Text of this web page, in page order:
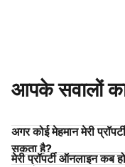
आपके सवालों
अगर कोई मेहमान मेरी
सकता है?
मेरी प्रॉपर्टी ऑनलाइन कब